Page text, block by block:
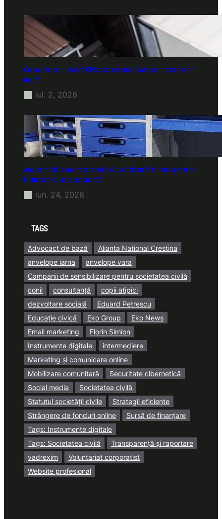
Ce soluție de urmărire GPS este recomandată pentru transport
marfă
iul. 2, 2026
Atelier mobil: cum transformi o dubă obișnuită într-un spațiu de
lucru care chiar funcționează
iun. 24, 2026
TAGS
Advocact de bază
Alianta National Crestina
anvelope iarna
anvelope vara
Campanii de sensibilizare pentru societatea civilă
conil
consultanță
copii atipici
dezvoltare socială
Eduard Petrescu
Educație civică
Eko Group
Eko News
Email marketing
Florin Simion
Instrumente digitale
intermediere
Marketing și comunicare online
Mobilizare comunitară
Securitate cibernetică
Social media
Societatea civilă
Statutul societății civile
Strategii eficiente
Strângere de fonduri online
Sursă de finanțare
Tags: Instrumente digitale
Tags: Societatea civilă
Transparență și raportare
vadrexim
Voluntariat corporatist
Website profesional